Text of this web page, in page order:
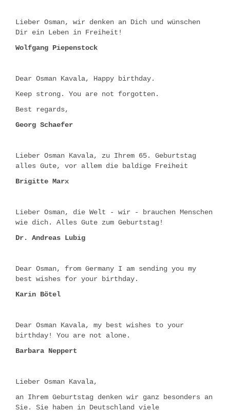
Lieber Osman, wir denken an Dich und wünschen
Dir ein Leben in Freiheit!
Wolfgang Piepenstock
Dear Osman Kavala, Happy birthday.
Keep strong. You are not forgotten.
Best regards,
Georg Schaefer
Lieber Osman Kavala, zu Ihrem 65. Geburtstag
alles Gute, vor allem die baldige Freiheit
Brigitte Marx
Lieber Osman, die Welt - wir - brauchen Menschen
wie dich. Alles Gute zum Geburtstag!
Dr. Andreas Lubig
Dear Osman, from Germany I am sending you my
best wishes for your birthday.
Karin Bötel
Dear Osman Kavala, my best wishes to your
birthday! You are not alone.
Barbara Neppert
Lieber Osman Kavala,
an Ihrem Geburtstag denken wir ganz besonders an
Sie. Sie haben in Deutschland viele